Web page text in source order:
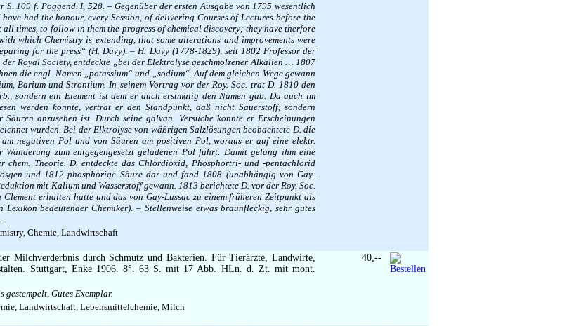
S. 109 f. Poggend. I, 528. – Gegenüber der ersten Ausgabe von 1795 wesentlich
had the honour, every Session, of delivering Courses of Lectures before the
times, to follow in them the progress of chemical discovery; they have therfore
which Chemistry is extending, that some alterations and improvements were
for the press“ (H. Davy). – H. Davy (1778-1829), seit 1802 Professor der
Royal Society, entdeckte „bei der Elektrolyse geschmolzener Alkalien … 1807
die engl. Namen „potassium“ und „sodium“. Auf dem gleichen Wege gewann
Barium und Strontium. In seinem Vortrag vor der Roy. Soc. trat D. 1810 den
sondern ein Element ist dem er auch erstmalig den Namen gab. Da auch im
werden konnte, vertrat er den Standpunkt, daß nicht Sauerstoff, sondern
anzusehen ist. Durch seine galvan. Versuche konnte er Erscheinungen
wurden. Bei der Elktrolyse von wäßrigen Salzlösungen beobachtete D. die
negativen Pol und von Säuren am positiven Pol, woraus er auf eine elektr.
zum entgegengesetzt geladenen Pol führt. Damit gelang ihm eine
chem. Theorie. D. entdeckte das Chlordioxid, Phosphortri- und -pentachlorid
und 1812 phosphorige Säure dar und fand 1808 (unabhängig von Gay-
mit Kalium und Wasserstoff gewann. 1813 berichtete D. vor der Roy. Soc.
erhalten hatte und das von Gay-Lussac zu einem früheren Zeitpunkt als
bedeutender Chemiker). – Stellenweise etwas braunfleckig, sehr gutes
Chemie, Landwirtschaft
Milchverderbnis durch Schmutz und Bakterien. Für Tierärzte, Landwirte,
Stuttgart, Enke 1906. 8°. 63 S. mit 17 Abb. HLn. d. Zt. mit mont.
Gutes Exemplar.
Landwirtschaft, Lebensmittelchemie, Milch
40,--